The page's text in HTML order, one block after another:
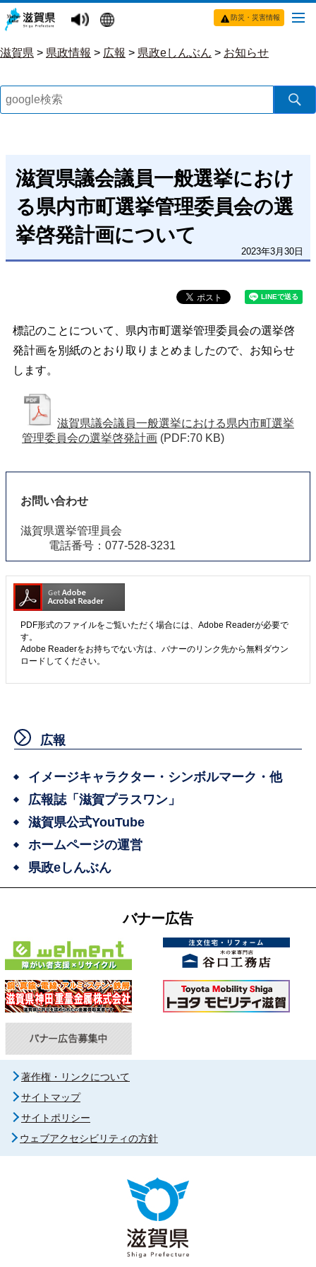
防災・災害情報
滋賀県 > 県政情報 > 広報 > 県政eしんぶん > お知らせ
滋賀県議会議員一般選挙におけ
る県内市町選挙管理委員会の選
挙啓発計画について
2023年3月30日
標記のことについて、県内市町選挙管理委員会の選挙啓
発計画を別紙のとおり取りまとめましたので、お知らせ
します。
滋賀県議会議員一般選挙における県内市町選挙
管理委員会の選挙啓発計画 (PDF:70 KB)
お問い合わせ
滋賀県選挙管理員会
電話番号：077-528-3231
PDF形式のファイルをご覧いただく場合には、Adobe Readerが必要で
す。
Adobe Readerをお持ちでない方は、バナーのリンク先から無料ダウン
ロードしてください。
広報
イメージキャラクター・シンボルマーク・他
広報誌「滋賀プラスワン」
滋賀県公式YouTube
ホームページの運営
県政eしんぶん
バナー広告
著作権・リンクについて
サイトマップ
サイトポリシー
ウェブアクセシビリティの方針